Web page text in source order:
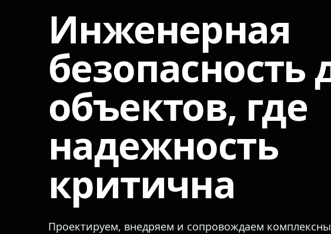
Инженерная
безопасность
объектов, где
надежность
критична
Проектируем, внедряем и сопровождаем